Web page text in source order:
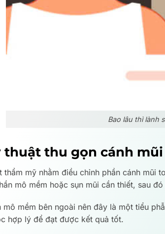
Bao lâu thì lành
thuật thu gọn cánh mũi
thẩm mỹ nhằm điều chỉnh phần cánh
mô mềm hoặc sụn mũi cần thiết, sau
mềm bên ngoài nên đây là một tiểu
hợp lý để đạt được kết quả tốt.